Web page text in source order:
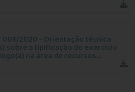
técnica
sobre a tipificação do exercício
na área de recursos